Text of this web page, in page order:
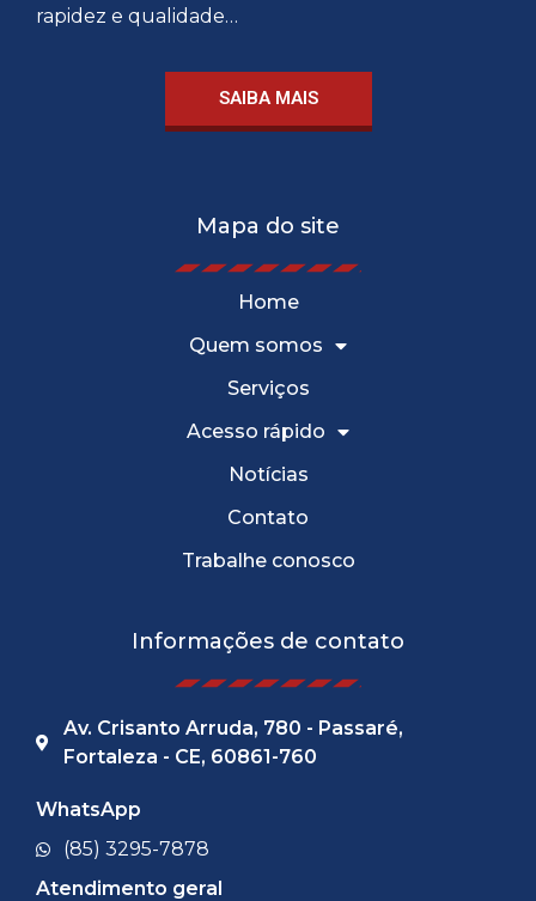
rapidez e qualidade…
SAIBA MAIS
Mapa do site
Home
Quem somos
Serviços
Acesso rápido
Notícias
Contato
Trabalhe conosco
Informações de contato
Av. Crisanto Arruda, 780 - Passaré,
Fortaleza - CE, 60861-760
WhatsApp
(85) 3295-7878
Atendimento geral